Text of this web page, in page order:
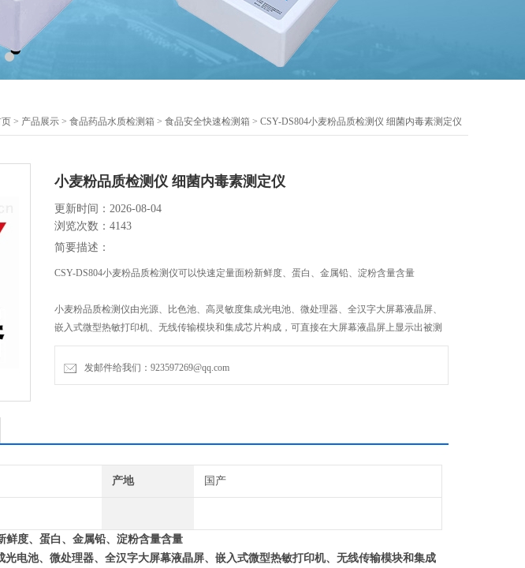
> 产品展示 > 食品药品水质检测箱 > 食品安全快速检测箱 > CSY-DS804小麦粉品质检测仪 细菌内毒素测定仪
小麦粉品质检测仪 细菌内毒素测定仪
更新时间：2026-08-04
浏览次数：4143
简要描述：
CSY-DS804小麦粉品质检测仪可以快速定量面粉新鲜度、蛋白、金属铅、淀粉含量含量
小麦粉品质检测仪由光源、比色池、高灵敏度集成光电池、微处理器、全汉字大屏幕液晶屏、
嵌入式微型热敏打印机、无线传输模块和集成芯片构成，可直接在大屏幕液晶屏上显示出被测
样品中相关指标的含量，并打印出分析结果，还可以通过计算机接口将数据传输到“食品安全信
息系统"终端数据库进行分析。该方法单次检测成本较低、操作简便快速
发邮件给我们：923597269@qq.com
产地 国产
鲜度、蛋白、金属铅、淀粉含量含量
光电池、微处理器、全汉字大屏幕液晶屏、嵌入式微型热敏打印机、无线传输模块和集成